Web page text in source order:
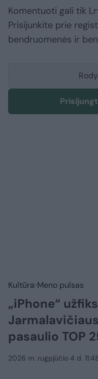
Komentuoti gali tik
Prisijunkite prie
bendruomenės ir
Kultūra Meno pulsas
„iPhone“
pasaulio TOP
2026 m. rugpjūčio 4 d.